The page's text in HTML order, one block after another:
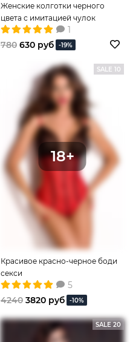
Женские колготки черного
цвета с имитацией чулок
1
780 630 руб -19%
SALE 10
Красивое красно-черное боди
секси
5
4240 3820 руб -10%
SALE 20